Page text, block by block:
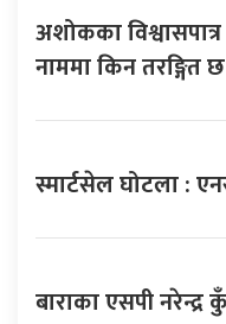
अशोकका
नाममा किन तरङ्गित
स्मार्टसेल घोटला :
बाराका एसपी